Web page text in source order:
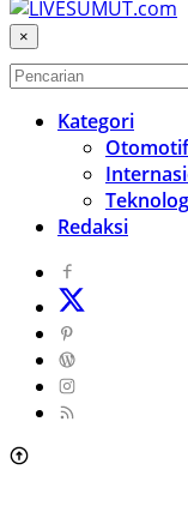
×
Kategori
Otomotif
Redaksi